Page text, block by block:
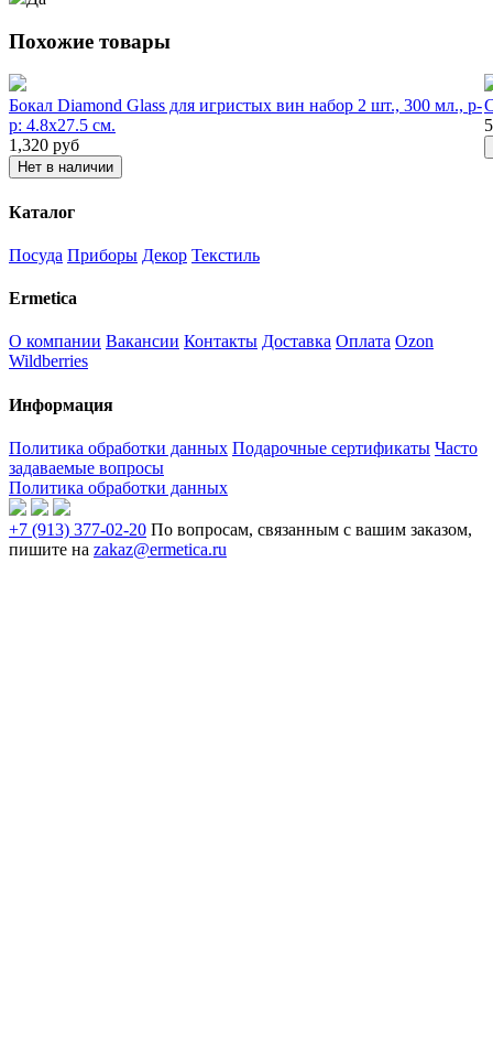
Похожие товары
Бокал Diamond Glass для игристых вин набор 2 шт., 300 мл., р-
р: 4.8х27.5 см.
1,320 руб
Нет в наличии
Каталог
Посуда Приборы Декор Текстиль
Ermetica
О компании Вакансии Контакты Доставка Оплата Ozon
Wildberries
Информация
Политика обработки данных Подарочные сертификаты Часто
задаваемые вопросы
Политика обработки данных
+7 (913) 377-02-20 По вопросам, связанным с вашим заказом,
пишите на zakaz@ermetica.ru